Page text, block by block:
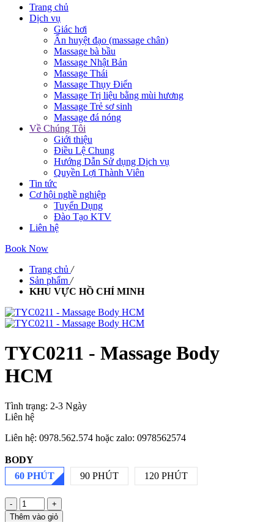
Trang chủ
Dịch vụ
Giác hơi
Ấn huyệt đạo (massage chân)
Massage bà bầu
Massage Nhật Bản
Massage Thái
Massage Thụy Điển
Massage Trị liệu bằng mùi hương
Massage Trẻ sơ sinh
Massage đá nóng
Về Chúng Tôi
Giới thiệu
Điều Lệ Chung
Hướng Dẫn Sử dụng Dịch vụ
Quyền Lợi Thành Viên
Tin tức
Cơ hội nghề nghiệp
Tuyển Dụng
Đào Tạo KTV
Liên hệ
Book Now
Trang chủ /
Sản phẩm /
KHU VỰC HỒ CHÍ MINH
TYC0211 - Massage Body
HCM
Tình trạng: 2-3 Ngày
Liên hệ
Liên hệ: 0978.562.574 hoặc zalo: 0978562574
BODY
60 PHÚT
90 PHÚT 120 PHÚT
-
+
Thêm vào giỏ